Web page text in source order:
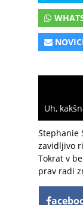
Uh,
Stephanie
zavidljivo
Tokrat v
prav radi